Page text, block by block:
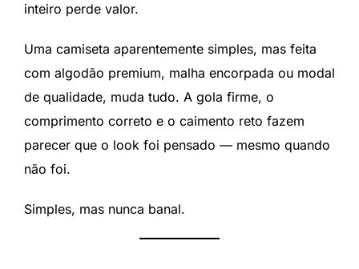
inteiro perde valor.
Uma camiseta aparentemente simples, mas feita
com algodão premium, malha encorpada ou modal
de qualidade, muda tudo. A gola firme, o
comprimento correto e o caimento reto fazem
parecer que o look foi pensado — mesmo quando
não foi.
Simples, mas nunca banal.